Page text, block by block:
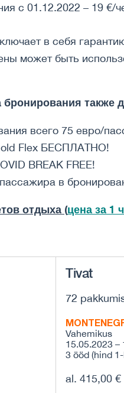
с 01.12.2022 – 19 €/
в себя
может быть
также
всего 75 евро/
Flex БЕСПЛАТНО!
BREAK FREE!
пассажира в
отдыха (цена за 1
Tivat
72
Vahemikus
15.05.2023 –
3 ööd (hind
al. 415,00 €